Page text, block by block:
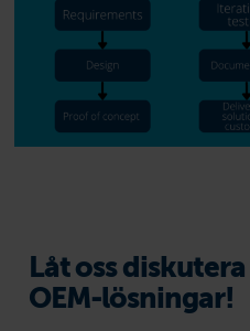
Låt oss
OEM-lösningar!